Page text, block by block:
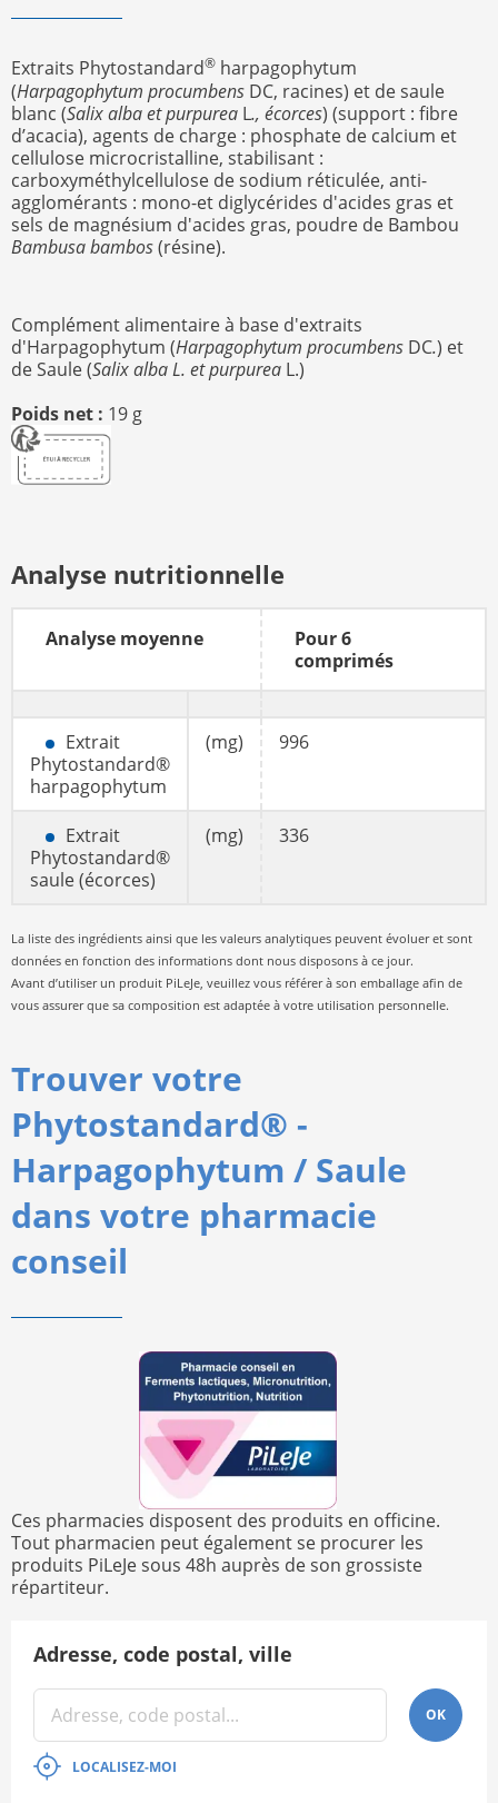
Extraits Phytostandard® harpagophytum
(Harpagophytum procumbens DC, racines) et de saule
blanc (Salix alba et purpurea L., écorces) (support : fibre
d’acacia), agents de charge : phosphate de calcium et
cellulose microcristalline, stabilisant :
carboxyméthylcellulose de sodium réticulée, anti-
agglomérants : mono-et diglycérides d'acides gras et
sels de magnésium d'acides gras, poudre de Bambou
Bambusa bambos(résine).
Complément alimentaire à base d'extraits
d'Harpagophytum (Harpagophytum procumbens DC.) et
de Saule (Salix alba L. et purpurea L.)
Poids net : 19 g
Analyse nutritionnelle
Analyse moyenne
Pour 6
comprimés
Extrait
Phytostandard®
harpagophytum
(mg) 996
Extrait
Phytostandard®
saule (écorces)
(mg) 336
La liste des ingrédients ainsi que les valeurs analytiques peuvent évoluer et sont
données en fonction des informations dont nous disposons à ce jour.
Avant d’utiliser un produit PiLeJe, veuillez vous référer à son emballage afin de
vous assurer que sa composition est adaptée à votre utilisation personnelle.
Trouver votre
Phytostandard® -
Harpagophytum / Saule
dans votre pharmacie
conseil
Ces pharmacies disposent des produits en officine.
Tout pharmacien peut également se procurer les
produits PiLeJe sous 48h auprès de son grossiste
répartiteur.
Adresse, code postal, ville
OK
LOCALISEZ-MOI